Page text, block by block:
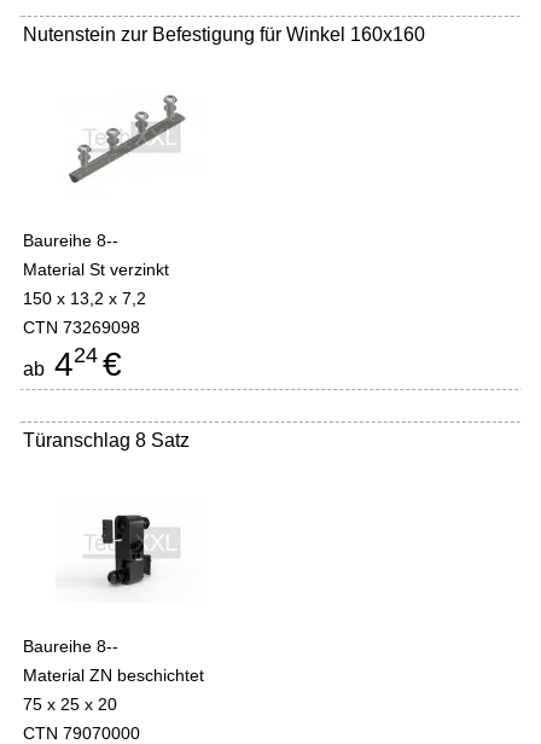
Nutenstein zur Befestigung für Winkel 160x160
Baureihe 8--
Material St verzinkt
150 x 13,2 x 7,2
CTN 73269098
ab 424 €
Türanschlag 8 Satz
Baureihe 8--
Material ZN beschichtet
75 x 25 x 20
CTN 79070000